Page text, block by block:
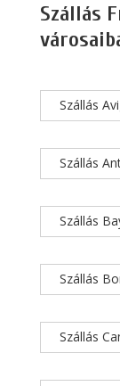
Szállás
Szállás
Szállás
Szállás
Szállás
Szállás